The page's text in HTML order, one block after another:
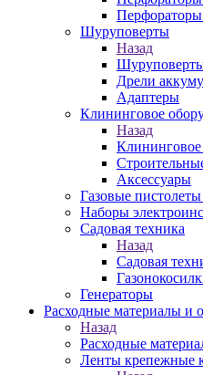
Шуруповерты
Назад
Дрели
Адаптеры
Клининговое
Назад
Клининговое
Аксессуары
Газовые пистолеты
Наборы
Садовая техника
Назад
Садовая
Генераторы
Расходные материалы и
Назад
Расходные
Ленты крепежные